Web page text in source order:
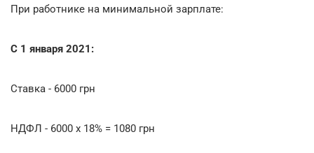
При работнике на минимальной зарплате:
С 1 января 2021:
Ставка - 6000 грн
НДФЛ - 6000 х 18% = 1080 грн